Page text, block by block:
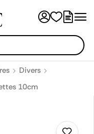
Divers
10cm